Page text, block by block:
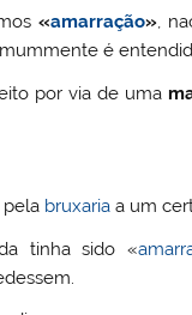
«amarração»,
é
por via de uma
pela bruxaria a um
tinha sido «